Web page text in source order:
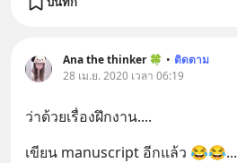
Ana the thinker 🍀 • ติดตาม
28 เม.ย. 2020 เวลา 06:19
ว่าด้วยเรื่องฝึกงาน....
เขียน manuscript อีกแล้ว 😂😂...